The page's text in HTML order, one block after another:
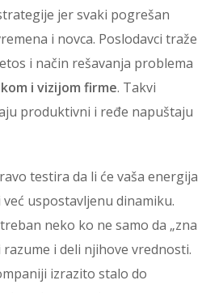
jer svaki pogrešan
i novca. Poslodavci traže
i način rešavanja problema
i vizijom firme. Takvi
produktivni i ređe napuštaju
testira da li će vaša energija
uspostavljenu dinamiku.
neko ko ne samo da „zna
razume i deli njihove vrednosti.
izrazito stalo do